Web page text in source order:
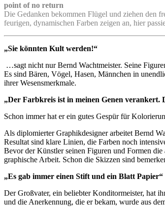
point of no return
Die Gedanken bekommen Flügel und ziehen den
feurigen, dynamischen Farben zeigen an, hier
„Sie könnten Kult werden!“
…sagt nicht nur Bernd Wachtmeister. Seine
Es sind Bären, Vögel, Hasen, Männchen in
ihrer Wesensmerkmale.
„Der Farbkreis ist in meinen Genen verankert.
Schon immer hat er ein gutes Gespür für
Als diplomierter Graphikdesigner arbeitet Bernd
Resultat sind klare Linien, die Farben noch
Bevor der Künstler seinen Figuren und Formen
graphische Arbeit. Schon die Skizzen sind
„Es gab immer einen Stift und ein Blatt Papier“
Der Großvater, ein beliebter Konditormeister, hat
und die Anerkennung, die er bekam, wurde aus